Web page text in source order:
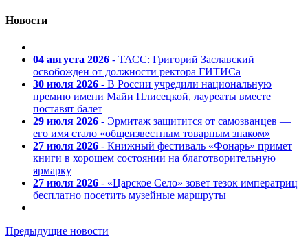
Новости
04 августа 2026 - ТАСС: Григорий Заславский
освобожден от должности ректора ГИТИСа
30 июля 2026 - В России учредили национальную
премию имени Майи Плисецкой, лауреаты вместе
поставят балет
29 июля 2026 - Эрмитаж защитится от самозванцев —
его имя стало «общеизвестным товарным знаком»
27 июля 2026 - Книжный фестиваль «Фонарь» примет
книги в хорошем состоянии на благотворительную
ярмарку
27 июля 2026 - «Царское Село» зовет тезок императриц
бесплатно посетить музейные маршруты
Предыдущие новости